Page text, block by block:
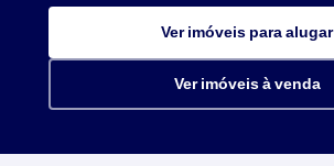
Ver imóveis para alugar
Ver imóveis à venda